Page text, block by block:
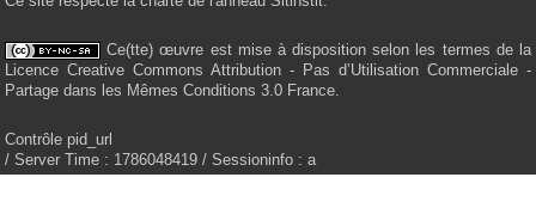
Ce(tte) œuvre est mise à disposition selon les termes de la
Licence Creative Commons Attribution - Pas d’Utilisation Commerciale -
Partage dans les Mêmes Conditions 3.0 France.
Contrôle pid_url
/ Server Time : 1786048419 / Sessioninfo : a